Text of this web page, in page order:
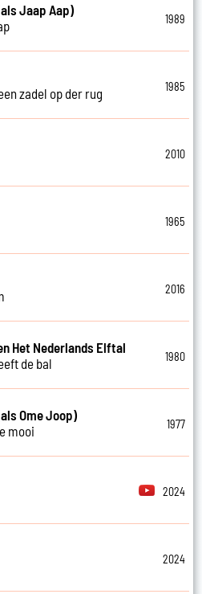
Jaap Aap)
1989
zadel op der rug
1985
2010
1965
2016
Het Nederlands Elftal
de bal
1980
Ome Joop)
mooi
1977
2024
2024